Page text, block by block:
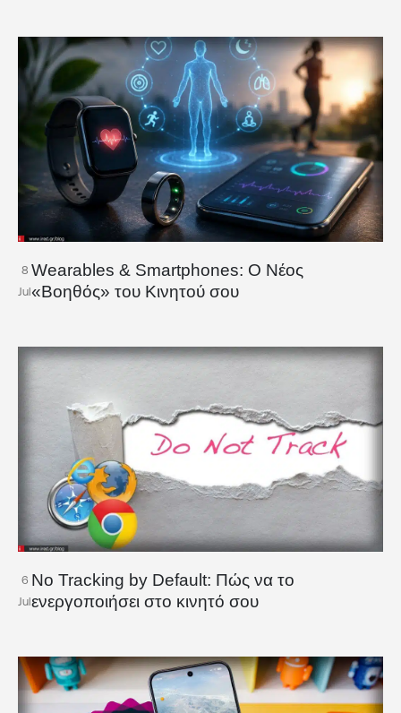
8
Jul
Wearables & Smartphones: Ο Νέος
«Βοηθός» του Κινητού σου
6
Jul
No Tracking by Default: Πώς να το
ενεργοποιήσει στο κινητό σου